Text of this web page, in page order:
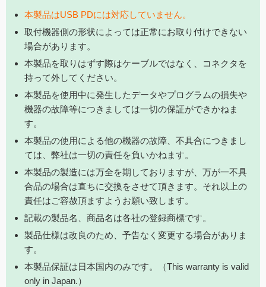
本製品はUSB PDには対応していません。
取付機器側の形状によっては正常にお取り付けできない
場合があります。
本製品を取りはずす際はケーブルではなく、コネクタを
持って外してください。
本製品を使用中に発生したデータやプログラムの損失や
機器の故障等につきましては一切の保証ができかねま
す。
本製品の使用による他の機器の故障、不具合につきまし
ては、弊社は一切の責任を負いかねます。
本製品の製造には万全を期しておりますが、万が一不具
合品の場合は直ちに交換をさせて頂きます。それ以上の
責任はご容赦頂ますようお願い致します。
記載の製品名、商品名は各社の登録商標です。
製品仕様は改良のため、予告なく変更する場合がありま
す。
本製品保証は日本国内のみです。（This warranty is valid
only in Japan.）